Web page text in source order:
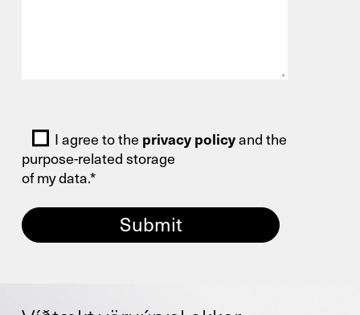
I agree to the privacy policyand the
purpose-related storage
of my data.*